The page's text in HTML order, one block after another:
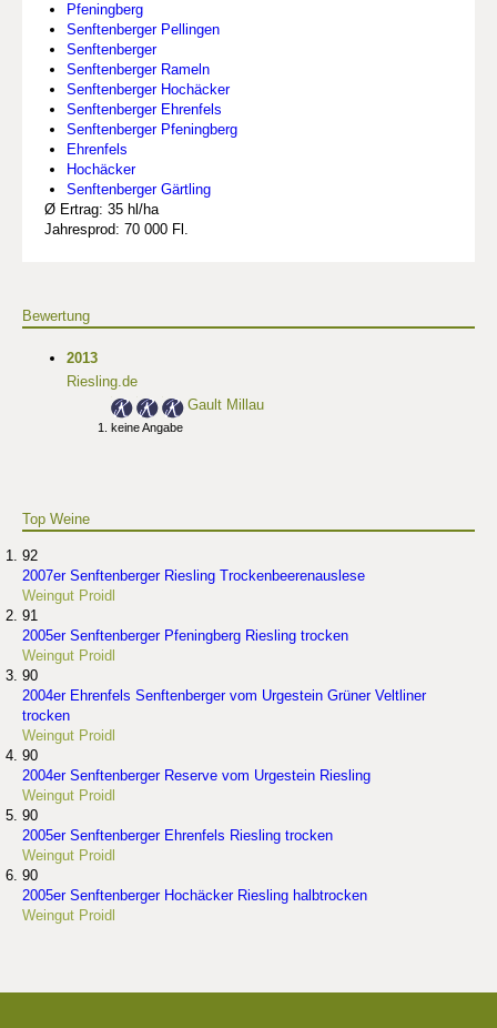
Pfeningberg
Senftenberger Pellingen
Senftenberger
Senftenberger Rameln
Senftenberger Hochäcker
Senftenberger Ehrenfels
Senftenberger Pfeningberg
Ehrenfels
Hochäcker
Senftenberger Gärtling
Ø Ertrag: 35 hl/ha
Jahresprod: 70 000 Fl.
Bewertung
2013
Riesling.de
Gault Millau
keine Angabe
Top Weine
92
2007er Senftenberger Riesling Trockenbeerenauslese
Weingut Proidl
91
2005er Senftenberger Pfeningberg Riesling trocken
Weingut Proidl
90
2004er Ehrenfels Senftenberger vom Urgestein Grüner Veltliner
trocken
Weingut Proidl
90
2004er Senftenberger Reserve vom Urgestein Riesling
Weingut Proidl
90
2005er Senftenberger Ehrenfels Riesling trocken
Weingut Proidl
90
2005er Senftenberger Hochäcker Riesling halbtrocken
Weingut Proidl